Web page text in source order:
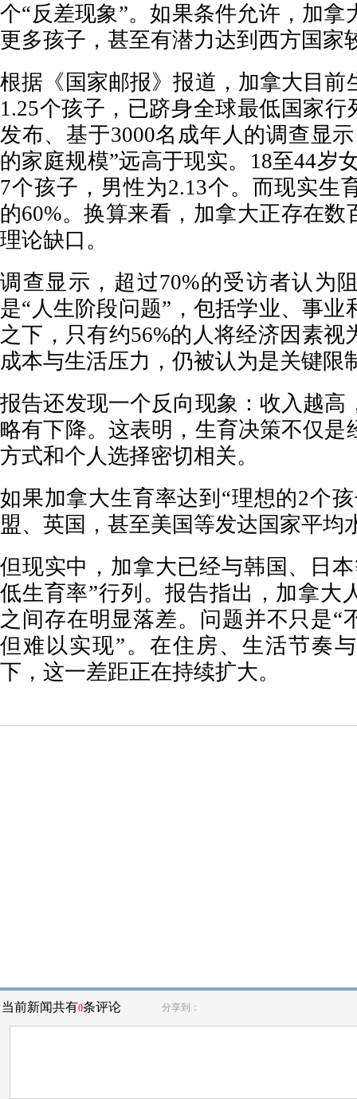
个“反差现象”。如果条件允许，加拿
更多孩子，甚至有潜力达到西方国家
根据《国家邮报》报道，加拿大目前
1.25个孩子，已跻身全球最低国家行
发布、基于3000名成年人的调查显
的家庭规模”远高于现实。18至44岁
7个孩子，男性为2.13个。而现实生
的60%。换算来看，加拿大正存在数
理论缺口。
调查显示，超过70%的受访者认为
是“人生阶段问题”，包括学业、事业
之下，只有约56%的人将经济因素视
成本与生活压力，仍被认为是关键限
报告还发现一个反向现象：收入越高
略有下降。这表明，生育决策不仅是
方式和个人选择密切相关。
如果加拿大生育率达到“理想的2个
盟、英国，甚至美国等发达国家平均
但现实中，加拿大已经与韩国、日
低生育率”行列。报告指出，加拿大
之间存在明显落差。问题并不只是“
但难以实现”。在住房、生活节奏
下，这一差距正在持续扩大。
当前新闻共有0条评论 分享到：